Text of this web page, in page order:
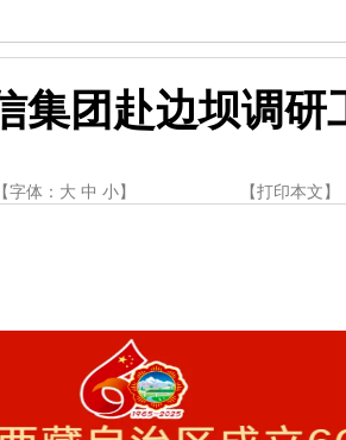
集团赴边坝调研
【字体： 大 中 小】 【 打印本文 】